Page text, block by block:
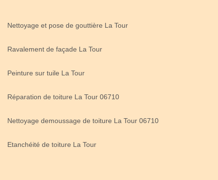
Nettoyage et pose de gouttière La Tour
Ravalement de façade La Tour
Peinture sur tuile La Tour
Réparation de toiture La Tour 06710
Nettoyage demoussage de toiture La Tour 06710
Etanchéité de toiture La Tour